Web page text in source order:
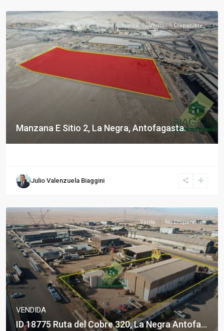
Venta Disponible
Manzana E Sitio 2, La Negra, Antofagasta.
Julio Valenzuela Biaggini
Venta No Disponible
VENDIDA
ID 18775 Ruta del Cobre 320, La Negra Antofa...